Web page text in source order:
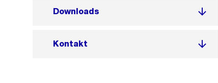
Downloads
Kontakt